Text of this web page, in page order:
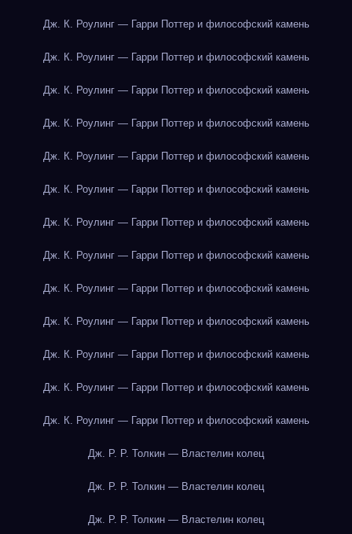
Дж. К. Роулинг — Гарри Поттер и философский камень
Дж. К. Роулинг — Гарри Поттер и философский камень
Дж. К. Роулинг — Гарри Поттер и философский камень
Дж. К. Роулинг — Гарри Поттер и философский камень
Дж. К. Роулинг — Гарри Поттер и философский камень
Дж. К. Роулинг — Гарри Поттер и философский камень
Дж. К. Роулинг — Гарри Поттер и философский камень
Дж. К. Роулинг — Гарри Поттер и философский камень
Дж. К. Роулинг — Гарри Поттер и философский камень
Дж. К. Роулинг — Гарри Поттер и философский камень
Дж. К. Роулинг — Гарри Поттер и философский камень
Дж. К. Роулинг — Гарри Поттер и философский камень
Дж. К. Роулинг — Гарри Поттер и философский камень
Дж. Р. Р. Толкин — Властелин колец
Дж. Р. Р. Толкин — Властелин колец
Дж. Р. Р. Толкин — Властелин колец